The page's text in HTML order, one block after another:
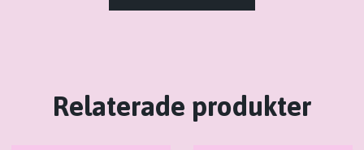
Relaterade produkter